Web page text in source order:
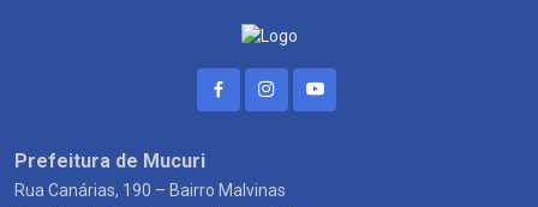
Prefeitura de Mucuri
Rua Canárias, 190 – Bairro Malvinas